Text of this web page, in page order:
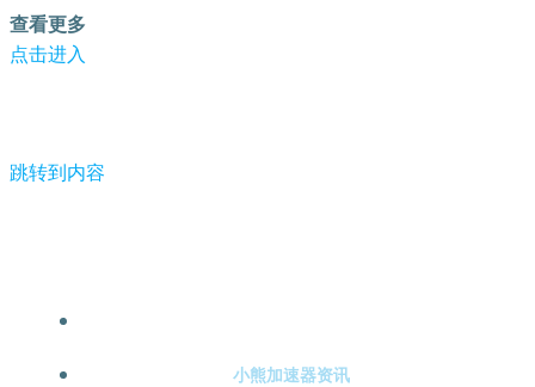
查看更多
点击进入
跳转到内容
小熊加速器资讯